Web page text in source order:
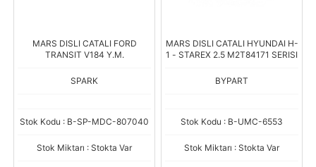
MARS DISLI CATALI FORD
TRANSIT V184 Y.M.
SPARK
Stok Kodu : B-SP-MDC-807040
Stok Miktarı : Stokta Var
MARS DISLI CATALI HYUNDAI H-
1 - STAREX 2.5 M2T84171 SERISI
BYPART
Stok Kodu : B-UMC-6553
Stok Miktarı : Stokta Var